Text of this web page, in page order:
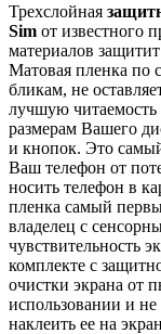
Трехслойная
Sim от известного
материалов
Матовая пленка по
бликам, не
лучшую читаемость
размерам Вашего
и кнопок. Это
Ваш телефон от
носить телефон в
пленка самый
владелец с
чувствительность
комплекте с
очистки экрана от
использовании и
наклеить ее на